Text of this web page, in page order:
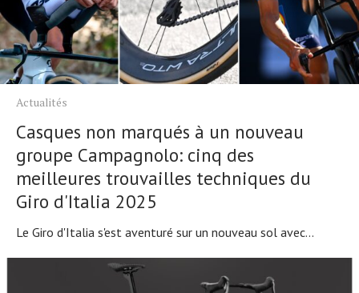
Actualités
Casques non marqués à un nouveau
groupe Campagnolo: cinq des
meilleures trouvailles techniques du
Giro d'Italia 2025
Le Giro d'Italia s'est aventuré sur un nouveau sol avec...